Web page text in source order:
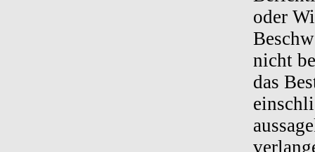
oder
nicht
das